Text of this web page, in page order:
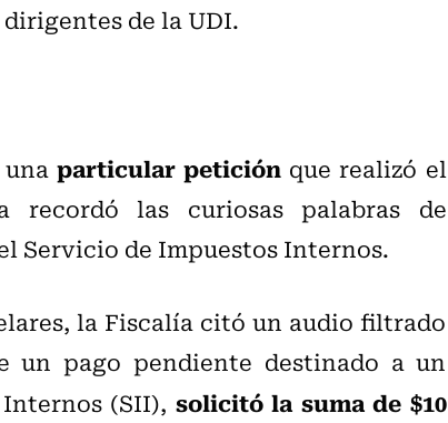
de la UDI.
particular petición que realizó el
recordó las curiosas palabras de
Servicio de Impuestos Internos.
la Fiscalía citó un audio filtrado
un pago pendiente destinado a un
(SII), solicitó la suma de $10